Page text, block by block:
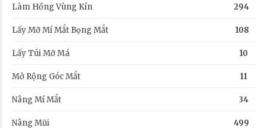
Làm Hồng Vùng Kín 294
Lấy Mỡ Mí Mắt Bọng Mắt 108
Lấy Túi Mỡ Má 10
Mở Rộng Góc Mắt 11
Nâng Mí Mắt 34
Nâng Mũi 499